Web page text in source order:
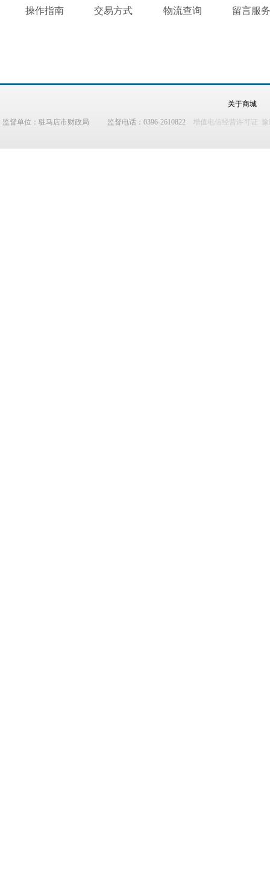
操作指南 交易方式 物流查询 留言服务
关于商城
监督单位：驻马店市财政局 监督电话：0396-2610822 增值电信经营许可证 豫